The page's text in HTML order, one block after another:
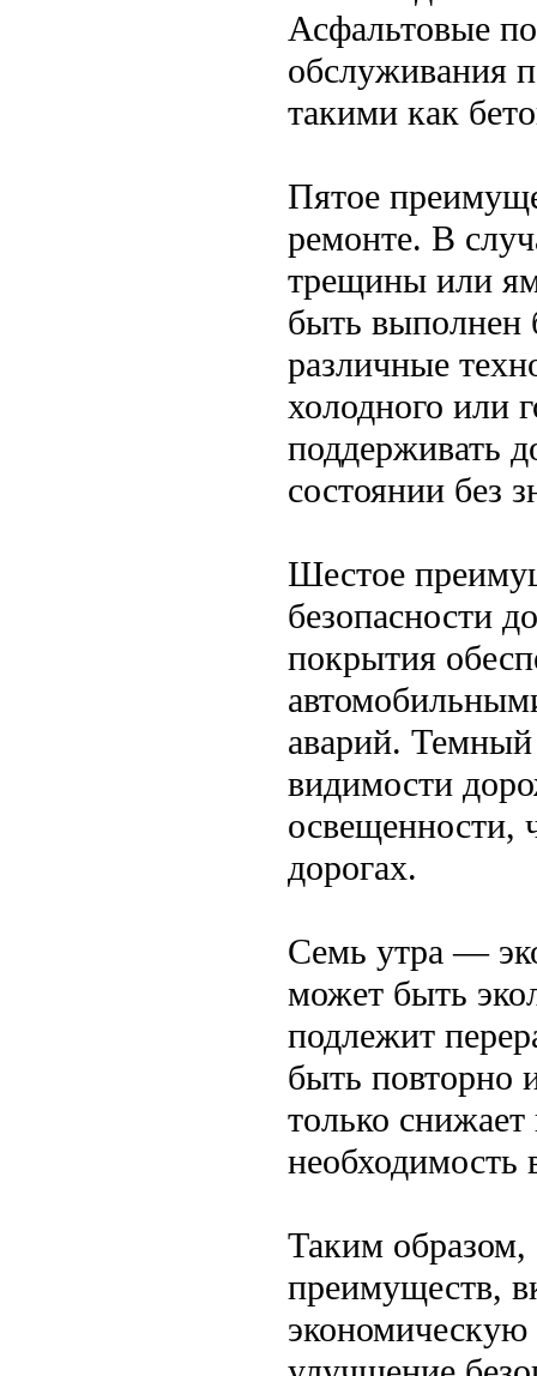
Асфальтовые
обслуживания
такими как
Пятое
ремонте. В
трещины или
быть выполнен
различные
холодного или
поддерживать
состоянии без
Шестое
безопасности
покрытия
аварий. Темный
видимости
освещенности,
дорогах.
Семь утра —
может быть
подлежит
быть повторно
только
необходимость
Таким образом,
преимуществ,
экономическую